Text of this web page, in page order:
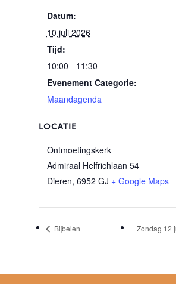
Datum:
10 juli 2026
Tijd:
10:00 - 11:30
Evenement Categorie:
Maandagenda
LOCATIE
Ontmoetingskerk
Admiraal Helfrichlaan 54
Dieren, 6952 GJ + Google Maps
Bijbelen Zondag 12